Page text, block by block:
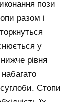
пози
разом і
у
рівня
суглоби. Стопи